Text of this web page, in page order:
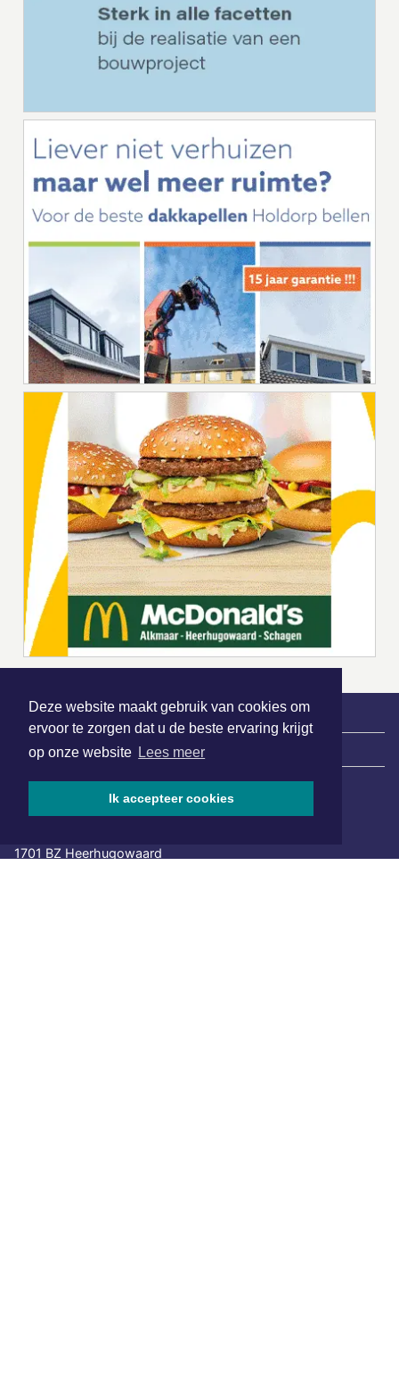
Deze website maakt gebruik van cookies om
ervoor te zorgen dat u de beste ervaring krijgt
op onze website Lees meer
Ik accepteer cookies
| Nieuws | Sport | Evenementen
Hoofdvestiging:
1701 BZ Heerhugowaard